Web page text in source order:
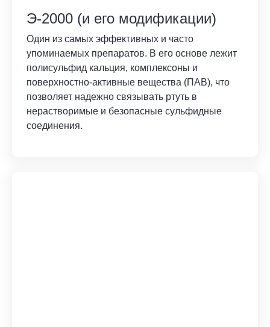
Э-2000 (и его модификации)
Один из самых эффективных и часто
упоминаемых препаратов. В его основе лежит
полисульфид кальция, комплексоны и
поверхностно-активные вещества (ПАВ), что
позволяет надежно связывать ртуть в
нерастворимые и безопасные сульфидные
соединения.